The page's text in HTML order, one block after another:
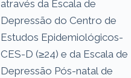
através da Escala de
Depressão do Centro de
Estudos Epidemiológicos-
CES-D (≥24) e da Escala de
Depressão Pós-natal de